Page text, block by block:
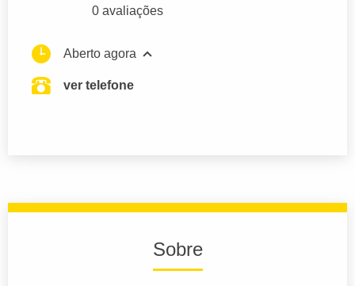
0 avaliações
Aberto agora
ver telefone
Sobre